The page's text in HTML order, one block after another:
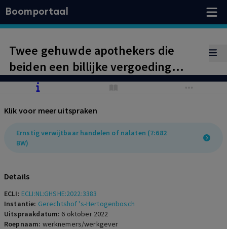
Boomportaal
Twee gehuwde apothekers die
beiden een billijke vergoeding
verzoeken, vangen bot.
verdienen niet de schoonheidsprijs,
maar zijn niet in overwegende mate
de oorzaak van de langdurige
werknemers die heeft geleid tot
opzegging van de
arbeidsovereenkomst.
Klik voor meer uitspraken
Ernstig verwijtbaar handelen of nalaten (7:682
BW)
Details
ECLI: ECLI:NL:GHSHE:2022:3383
Instantie: Gerechtshof 's-Hertogenbosch
Uitspraakdatum: 6 oktober 2022
Roepnaam: werknemers/werkgever